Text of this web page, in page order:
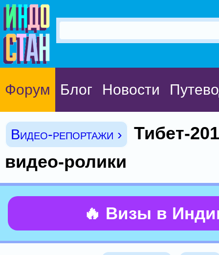
Форум Блог Новости
Видео-репортажи ›
Тибет-
видео-ролики
🔥 Визы в